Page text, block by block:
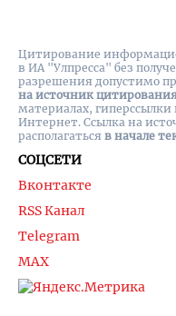
СОЦСЕТИ
Вконтакте
RSS Канал
Telegram
MAX
Цитирование
в ИА "Улпресса" без
разрешения допустимо
на источник
материалах, гиперссылки
Интернет. Ссылка на
располагаться в начале